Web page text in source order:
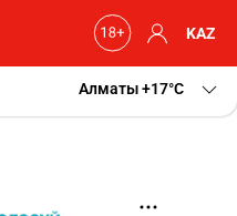
KAZ
Алматы+17 C